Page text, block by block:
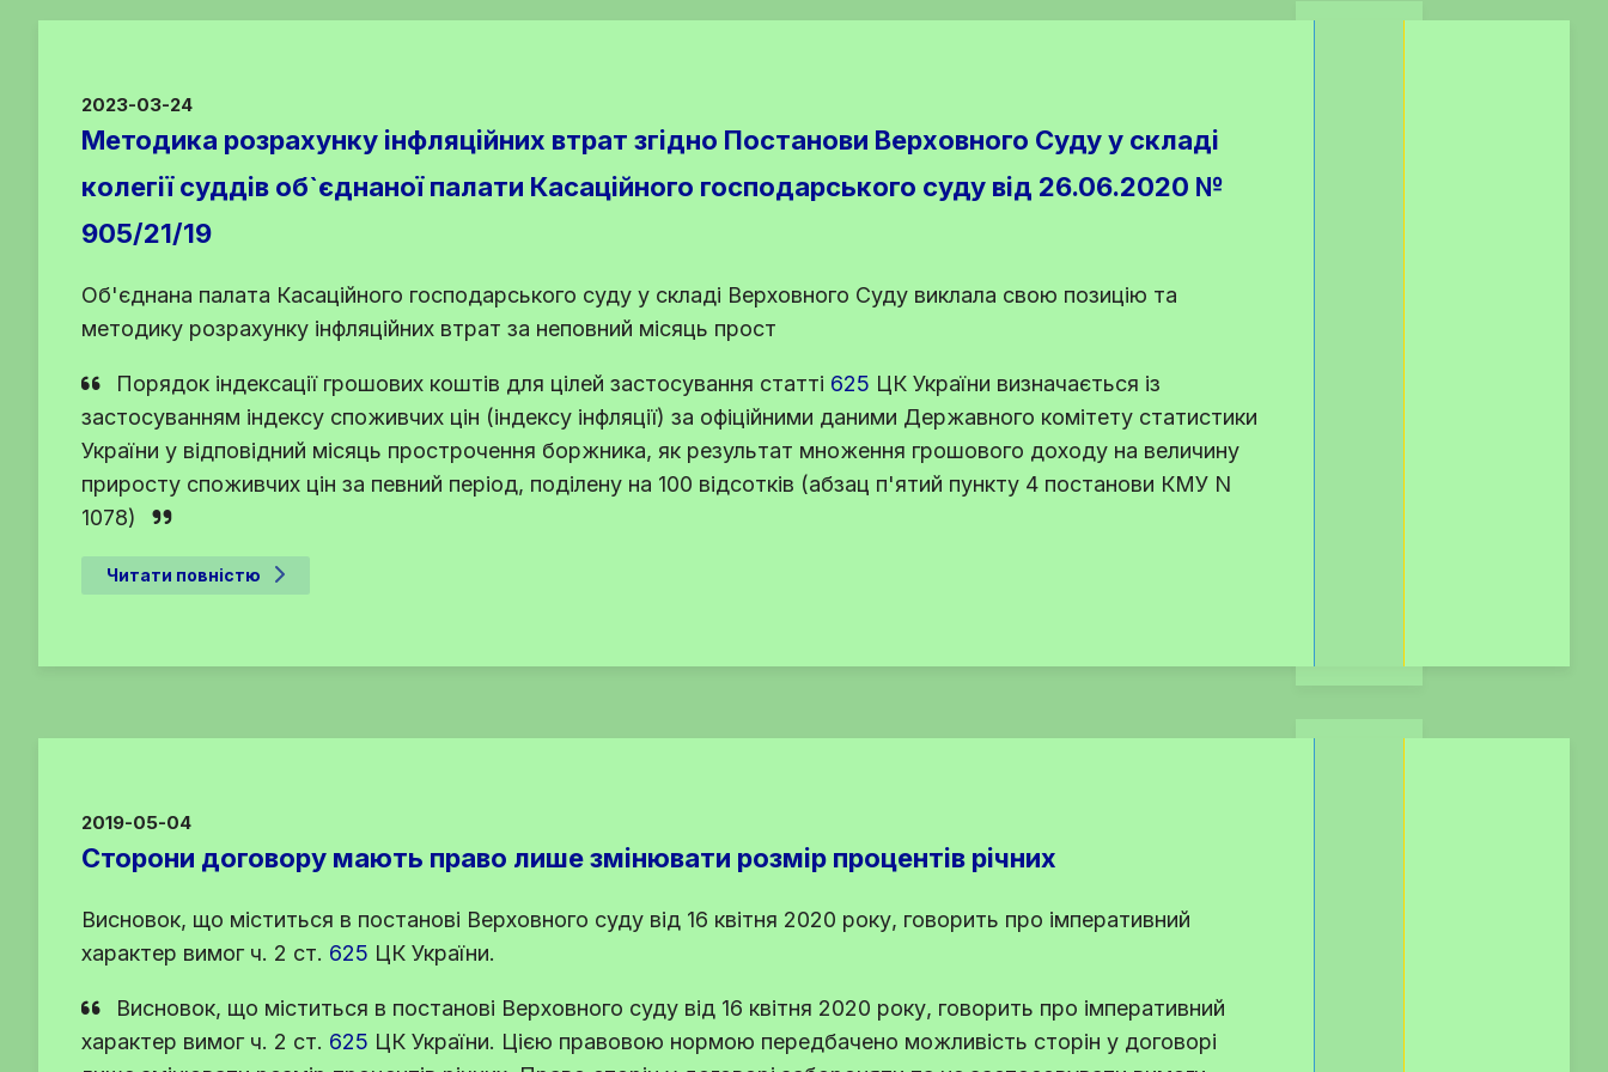
2023-03-24
Методика розрахунку інфляційних втрат згідно Постанови Верховного Суду у складі
колегії суддів об`єднаної палати Касаційного господарського суду від 26.06.2020 №
905/21/19
Об'єднана палата Касаційного господарського суду у складі Верховного Суду виклала свою позицію та
методику розрахунку інфляційних втрат за неповний місяць прост
Порядок індексації грошових коштів для цілей застосування статті 625 ЦК України визначається із
застосуванням індексу споживчих цін (індексу інфляції) за офіційними даними Державного комітету статистики
України у відповідний місяць прострочення боржника, як результат множення грошового доходу на величину
приросту споживчих цін за певний період, поділену на 100 відсотків (абзац п'ятий пункту 4 постанови КМУ N
1078)
Читати повністю
2019-05-04
Сторони договору мають право лише змінювати розмір процентів річних
Висновок, що міститься в постанові Верховного суду від 16 квітня 2020 року, говорить про імперативний
характер вимог ч. 2 ст. 625 ЦК України.
Висновок, що міститься в постанові Верховного суду від 16 квітня 2020 року, говорить про імперативний
характер вимог ч. 2 ст. 625 ЦК України. Цією правовою нормою передбачено можливість сторін у договорі